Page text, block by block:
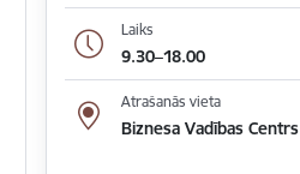
Laiks
9.30–18.00
Atrašanās vieta
Biznesa Vadības Centrs